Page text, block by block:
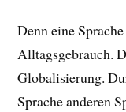
Denn eine
Alltagsgebrauch.
Globalisierung.
Sprache anderen